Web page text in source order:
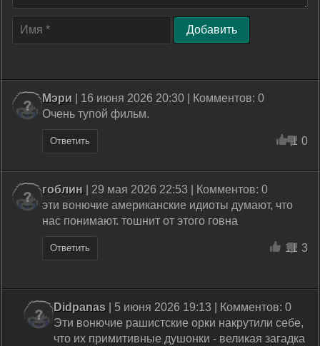
Добавить
Мэри | 16 июня 2026 20:30 | Комментов: 0
Очень тупой фильм.
Ответить 1 0
гоблин | 29 мая 2026 22:53 | Комментов: 0
эти вонючие американские идиоты думают, что
нас понимают. тошнит от этого говна
Ответить 11 3
Didpanas | 5 июня 2026 19:13 | Комментов: 0
Эти вонючие рашистские орки накрутили себе,
что их примитивные душонки - великая загадка